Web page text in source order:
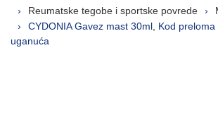
Reumatske tegobe i sportske povrede
CYDONIA Gavez mast 30ml, Kod
uganuća